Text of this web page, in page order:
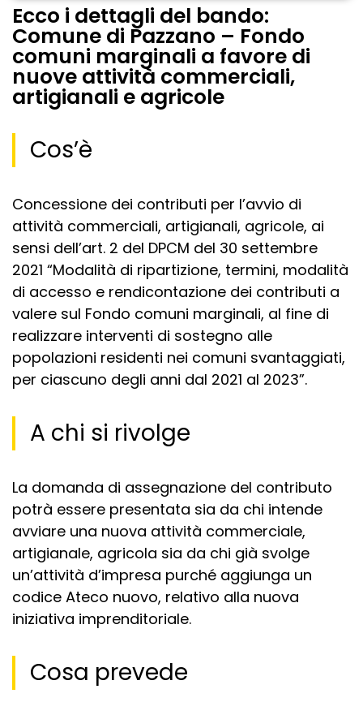
Ecco i dettagli del bando:
Comune di Pazzano – Fondo
comuni marginali a favore di
nuove attività commerciali,
artigianali e agricole
Cos’è
Concessione dei contributi per l’avvio di
attività commerciali, artigianali, agricole, ai
sensi dell’art. 2 del DPCM del 30 settembre
2021 “Modalità di ripartizione, termini, modalità
di accesso e rendicontazione dei contributi a
valere sul Fondo comuni marginali, al fine di
realizzare interventi di sostegno alle
popolazioni residenti nei comuni svantaggiati,
per ciascuno degli anni dal 2021 al 2023”.
A chi si rivolge
La domanda di assegnazione del contributo
potrà essere presentata sia da chi intende
avviare una nuova attività commerciale,
artigianale, agricola sia da chi già svolge
un’attività d’impresa purché aggiunga un
codice Ateco nuovo, relativo alla nuova
iniziativa imprenditoriale.
Cosa prevede